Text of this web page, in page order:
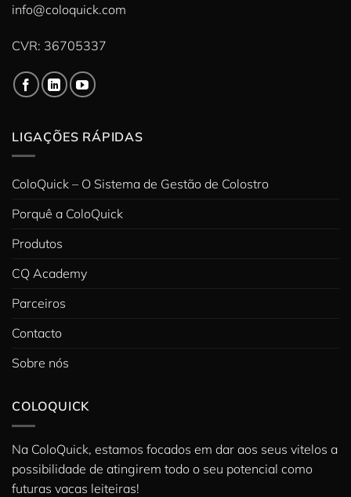
info@coloquick.com
CVR: 36705337
LIGAÇÕES RÁPIDAS
ColoQuick – O Sistema de Gestão de Colostro
Porquê a ColoQuick
Produtos
CQ Academy
Parceiros
Contacto
Sobre nós
COLOQUICK
Na ColoQuick, estamos focados em dar aos seus vitelos a
possibilidade de atingirem todo o seu potencial como
futuras vacas leiteiras!